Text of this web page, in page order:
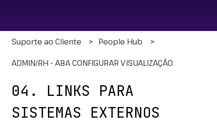
Suporte ao Cliente People Hub
ADMIN/RH - ABA CONFIGURAR VISUALIZAÇÃO
04. LINKS PARA
SISTEMAS EXTERNOS